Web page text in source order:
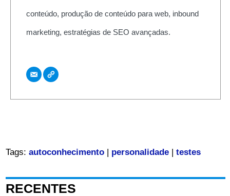
conteúdo, produção de conteúdo para web, inbound
marketing, estratégias de SEO avançadas.
Tags: autoconhecimento| personalidade| testes
RECENTES